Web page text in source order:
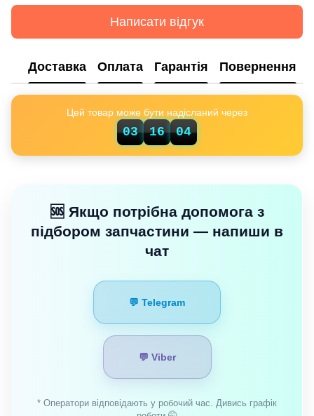
Написати відгук
Доставка Оплата Гарантія Повернення
Цей товар може бути надісланий через
03 16
04
🆘 Якщо потрібна допомога з
підбором запчастини — напиши в
чат
💬 Telegram
💬 Viber
* Оператори відповідають у робочий час. Дивись графік